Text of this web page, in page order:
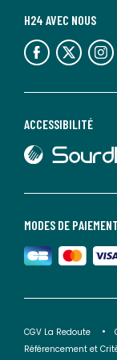
MODES DE PAIEMENT
ACCESSIBILITÉ
lien vers Sourdline
H24 AVEC NOUS
lien vers l'espace réseaux sociaux lien vers l'espace réseaux sociaux lien vers l'espace réseaux sociaux
CGV La Redoute
Référencement et